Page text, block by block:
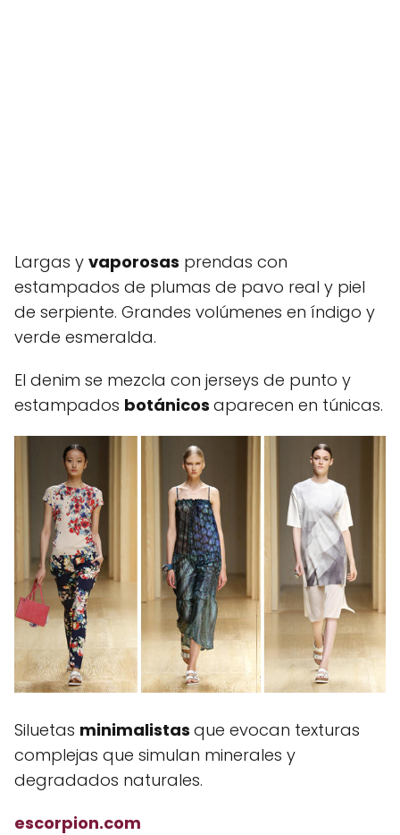
Largas y vaporosas prendas con
estampados de plumas de pavo real y piel
de serpiente. Grandes volúmenes en índigo y
verde esmeralda.
El denim se mezcla con jerseys de punto y
estampados botánicos aparecen en túnicas.
Siluetas minimalistas que evocan texturas
complejas que simulan minerales y
degradados naturales.
escorpion.com